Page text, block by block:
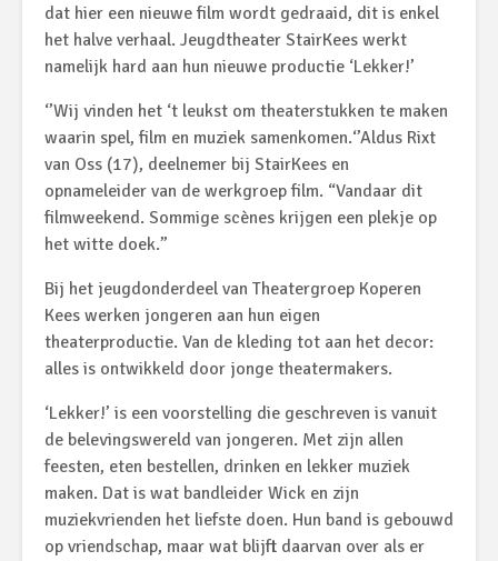
dat hier een nieuwe film wordt gedraaid, dit is enkel
het halve verhaal. Jeugdtheater StairKees werkt
namelijk hard aan hun nieuwe productie ‘Lekker!’
‘’Wij vinden het ‘t leukst om theaterstukken te maken
waarin spel, film en muziek samenkomen.‘’Aldus Rixt
van Oss (17), deelnemer bij StairKees en
opnameleider van de werkgroep film. “Vandaar dit
filmweekend. Sommige scènes krijgen een plekje op
het witte doek.”
Bij het jeugdonderdeel van Theatergroep Koperen
Kees werken jongeren aan hun eigen
theaterproductie. Van de kleding tot aan het decor:
alles is ontwikkeld door jonge theatermakers.
‘Lekker!’ is een voorstelling die geschreven is vanuit
de belevingswereld van jongeren. Met zijn allen
feesten, eten bestellen, drinken en lekker muziek
maken. Dat is wat bandleider Wick en zijn
muziekvrienden het liefste doen. Hun band is gebouwd
op vriendschap, maar wat blijft daarvan over als er